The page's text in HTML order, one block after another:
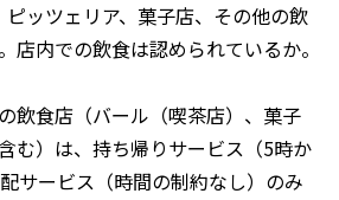
ッツェリア、菓子店、その他の飲
店内での飲食は認められているか。
飲食店（バール（喫茶店）、菓子
む）は、持ち帰りサービス（5時か
サービス（時間の制約なし）のみ